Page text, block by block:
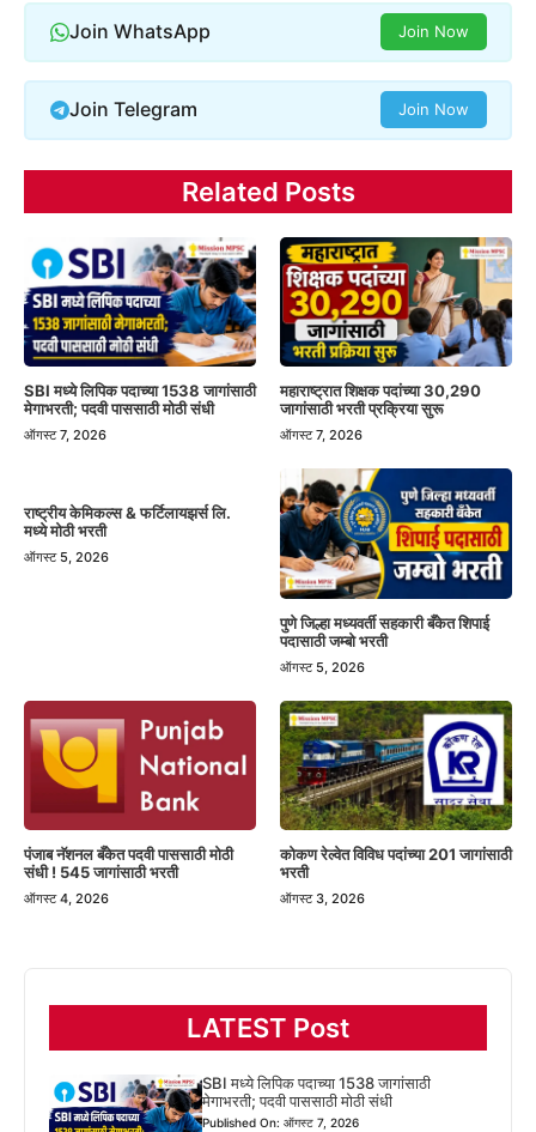
Join WhatsApp Join Now
Join Telegram Join Now
Related Posts
SBI मध्ये लिपिक पदाच्या 1538 जागांसाठी
मेगाभरती; पदवी पाससाठी मोठी संधी
ऑगस्ट 7, 2026
महाराष्ट्रात शिक्षक पदांच्या 30,290
जागांसाठी भरती प्रक्रिया सुरू
ऑगस्ट 7, 2026
राष्ट्रीय केमिकल्स & फर्टिलायझर्स लि.
मध्ये मोठी भरती
ऑगस्ट 5, 2026
पुणे जिल्हा मध्यवर्ती सहकारी बँकेत शिपाई
पदासाठी जम्बो भरती
ऑगस्ट 5, 2026
पंजाब नॅशनल बँकेत पदवी पाससाठी मोठी
संधी ! 545 जागांसाठी भरती
ऑगस्ट 4, 2026
कोकण रेल्वेत विविध पदांच्या 201 जागांसाठी
भरती
ऑगस्ट 3, 2026
LATEST Post
SBI मध्ये लिपिक पदाच्या 1538 जागांसाठी
मेगाभरती; पदवी पाससाठी मोठी संधी
Published On: ऑगस्ट 7, 2026